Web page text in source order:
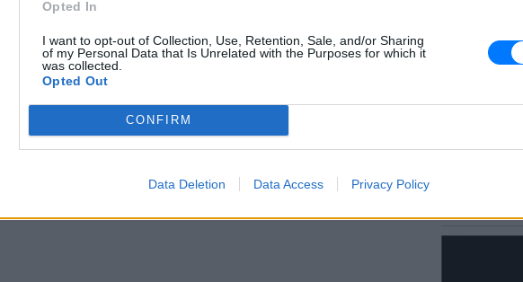
Opted In
I want to opt-out of Collection, Use, Retention, Sale, and/or Sharing
of my Personal Data that Is Unrelated with the Purposes for which it
was collected.
Opted Out
CONFIRM
Data Deletion Data Access Privacy Policy
εργασία